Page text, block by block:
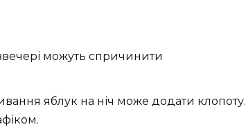
можуть спричинити
яблук на ніч може додати клопоту.